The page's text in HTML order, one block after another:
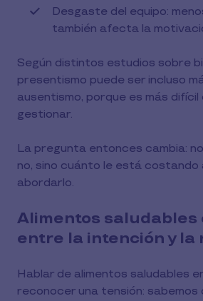
Desgaste del equipo:
también afecta la
Según distintos estudios sobre
presentismo puede ser incluso
ausentismo, porque es más
gestionar.
La pregunta entonces cambia:
no, sino cuánto le está costando
abordarlo.
Alimentos saludables
entre la intención y la
Hablar de alimentos saludables
reconocer una tensión: sabemos